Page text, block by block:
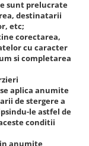
sunt prelucrate
destinatarii
etc;
corectarea,
cu caracter
si completarea
aplica anumite
de stergere a
le astfel de
conditii
anumite